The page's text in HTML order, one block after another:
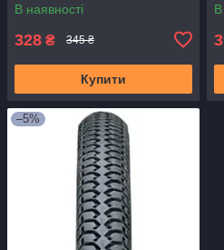
В наявності
328 ₴ 345 ₴
Купити
В
–5%